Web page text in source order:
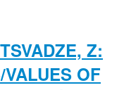
Z:
OF